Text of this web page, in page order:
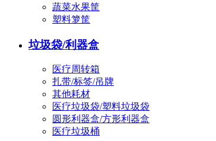
蔬菜水果筐
塑料箩筐
垃圾袋/利器盒
医疗周转箱
扎带/标签/吊牌
其他耗材
医疗垃圾袋/塑料垃圾袋
圆形利器盒/方形利器盒
医疗垃圾桶